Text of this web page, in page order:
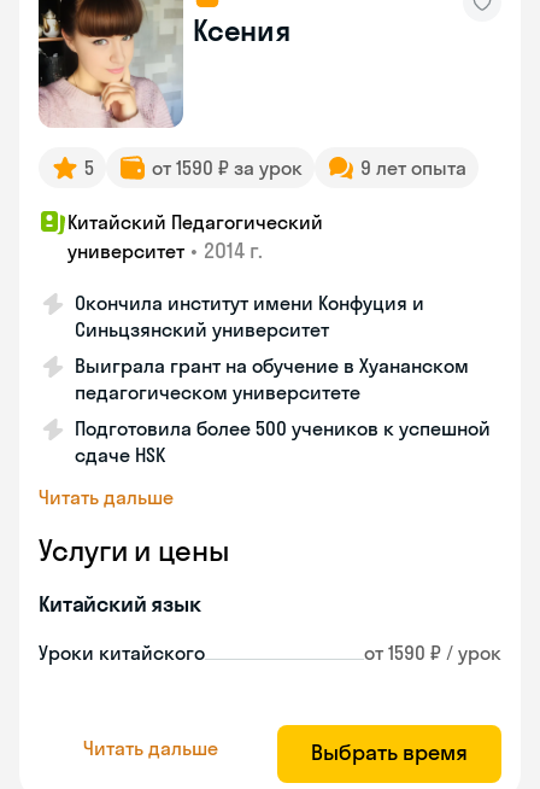
Ксения
5 от 1590 ₽ за урок 9 лет опыта
Китайский Педагогический
университет • 2014 г.
Окончила институт имени Конфуция и
Синьцзянский университет
Выиграла грант на обучение в Хуананском
педагогическом университете
Подготовила более 500 учеников к успешной
сдаче HSK
Читать дальше
Услуги и цены
Китайский язык
Уроки китайского от 1590 ₽ / урок
Читать дальше Выбрать время